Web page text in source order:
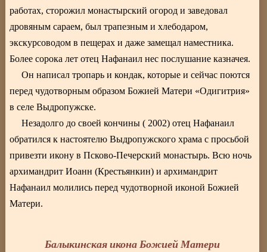
работах, сторожил монастырский огород и заведовал
дровяным сараем, был трапезным и хлебодаром,
экскурсоводом в пещерах и даже замещал наместника.
Более сорока лет отец Нафанаил нес послушание казначея.
Он написал тропарь и кондак, которые и сейчас поются
перед чудотворным образом Божией Матери «Одигитрия»
в селе Выдропужске.
Незадолго до своей кончины ( 2002) отец Нафанаил
обратился к настоятелю Выдропужского храма с просьбой
привезти икону в Псково-Печерский монастырь. Всю ночь
архимандрит Иоанн (Крестьянкин) и архимандрит
Нафанаил молились перед чудотворной иконой Божией
Матери.
Балыкинская икона Божией Матери